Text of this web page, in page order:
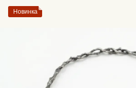
Новинка